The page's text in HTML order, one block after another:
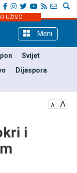
UŽIVO
Meni
Svijet
Dijaspora
i